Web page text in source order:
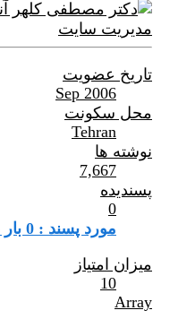
مدیریت سایت
تاریخ عضویت
Sep 2006
محل سکونت
Tehran
نوشته ها
7,667
پسندیده
0
مورد پسند : 0 بار در 0 پست
میزان امتیاز
10
Array